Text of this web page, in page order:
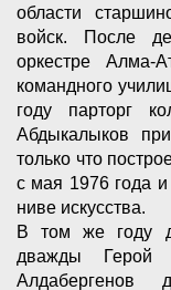
области
войск. После
оркестре Алма-
командного
году парторг
Абдыкалыков
только что
с мая 1976 года
ниве искусства.
В том же году
дважды Герой
Алдабергенов